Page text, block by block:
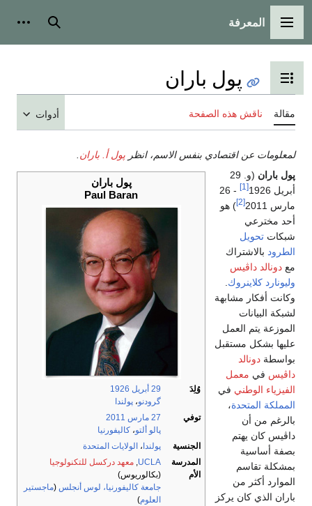
القائمة الرئيسية
المعرفة بحث
تبديل عرض جدول المحتويات
پول باران
مقالة ناقش هذه الصفحة أدوات
لمعلومات عن اقتصادي بنفس الاسم، انظر پول أ. باران
پول باران
Paul Baran
وُلِدَ 29 أبريل
1926
گرودنو، پولندا
توفي
27 مارس
2011
پالو ألتو، كاليفورنيا
الجنسية
پولندا ، الولايات المتحدة
المدرسة
الأم
UCLA
, معهد دركسل للتكنولوجيا
(بكالوريوس)
جامعة كاليفورنيا، لوس أنجلس (ماجستير
العلوم)
پول باران
(و. 29
أبريل 1926
[1]
- 26
مارس 2011
[2]
) هو
أحد مخترعي
شبكات تحويل
الطرود بالاشتراك
مع دونالد داڤيس
وليونارد كلاينروك
وكانت أفكار مشابهة
لشبكة البيانات
الموزعة يتم العمل
عليها بشكل مستقبل
بواسطة دونالد
داڤيس في معمل
الفيزياء الوطني في
المملكة المتحدة،
بالرغم من أن
داڤيس كان يهتم
بصفة أساسية
بمشكلة تقاسم
الموارد أكثر من
باران الذي كان يركز